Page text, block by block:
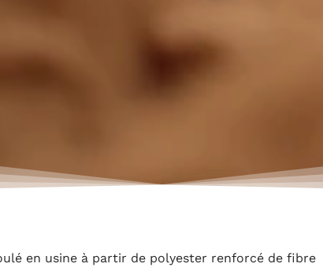
en usine à partir de polyester renforcé de fibre